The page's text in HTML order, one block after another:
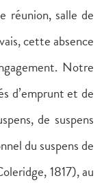
réunion, salle de
cette absence
Notre
d’emprunt et de
de suspens
du suspens de
1817), au